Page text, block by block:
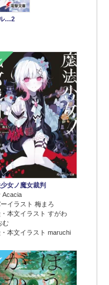
…2
女ノ魔女裁判
Acacia
イラスト 梅まろ
本文イラスト すがわ
む
本文イラスト maruchi